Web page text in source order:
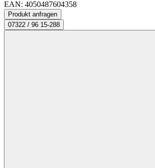
EAN: 4050487604358
Produkt anfragen
07322 / 96 15-288